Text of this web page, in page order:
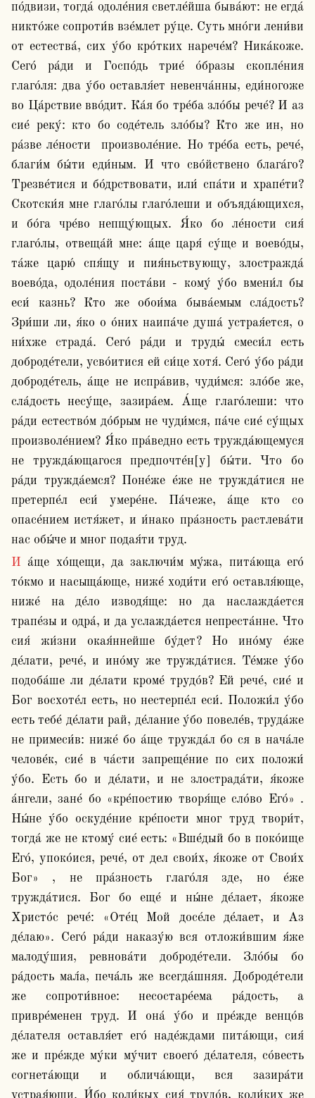
по́двизи, тогда́ одоле́ния светле́йша быва́ют: не егда́
никто́же сопроти́в взе́млет ру́це. Суть мно́ги лени́ви
от естества́, сих у́бо кро́тких нарече́м? Ника́коже.
Сего́ ра́ди и Госпо́дь трие́ о́бразы скопле́ния
глаго́ля: два у́бо оставля́ет невенча́нны, еди́ногоже
во Ца́рствие вво́дит. Ка́я бо тре́ба зло́бы рече́? И аз
сие́ реку́: кто бо соде́тель зло́бы? Кто же ин, но
ра́зве ле́ности  произволе́ние. Но тре́ба есть, рече́,
благи́м бы́ти еди́ным. И что сво́йствено блага́го?
Трезве́тися и бо́дрствовати, или́ спа́ти и храпе́ти?
Скотски́я мне глаго́лы глаго́леши и объяда́ющихся,
и бо́га чре́во непщу́ющых. Я́ко бо ле́ности сия́
глаго́лы, отвеща́й мне: а́ще царя́ су́ще и воево́ды,
та́же царю́ спя́щу и пия́ньствующу, злостражда́
воево́да, одоле́ния поста́ви - кому́ у́бо вмени́л бы
еси́ казнь? Кто же обои́ма быва́емым сла́дость?
Зри́ши ли, я́ко о о́них наипа́че душа́ устрая́ется, о
ни́хже страда́. Сего́ ра́ди и труды́ смеси́л есть
доброде́тели, усво́итися ей си́це хотя́. Сего́ у́бо ра́ди
доброде́тель, а́ще не испра́вив, чуди́мся: зло́бе же,
сла́дость несу́ще, зазира́ем. А́ще глаго́леши: что
ра́ди естество́м до́брым не чуди́мся, па́че сие́ су́щых
произволе́нием? Я́ко пра́ведно есть тружда́ющемуся
не тружда́ющагося предпочте́н[у] бы́ти. Что бо
ра́ди тружда́емся? Поне́же е́же не тружда́тися не
претерпе́л еси́ умере́не. Па́чеже, а́ще кто со
опасе́нием истя́жет, и и́нако пра́зность растлева́ти
нас обы́че и мног подая́ти труд.
И а́ще хо́щещи, да заключи́м му́жа, пита́юща его́
то́кмо и насыща́юще, ниже́ ходи́ти его́ оставля́юще,
ниже́ на де́ло изводя́ще: но да наслажда́ется
трапе́зы и одра́, и да услажда́ется непреста́нне. Что
сия́ жи́зни окая́ннейше бу́дет? Но ино́му е́же
де́лати, рече́, и ино́му же тружда́тися. Те́мже у́бо
подоба́ше ли де́лати кроме́ трудо́в? Ей рече́, сие́ и
Бог восхоте́л есть, но нестерпе́л еси́. Положи́л у́бо
есть тебе́ де́лати рай, де́лание у́бо повеле́в, труда́же
не примеси́в: ниже́ бо а́ще тружда́л бо ся в нача́ле
челове́к, сие́ в ча́сти запреще́ние по сих положи́
у́бо. Есть бо и де́лати, и не злострада́ти, я́коже
а́нгели, зане́ бо «кре́постию творя́ще сло́во Его́» .
Ны́не у́бо оскуде́ние кре́пости мног труд твори́т,
тогда́ же не ктому́ сие́ есть: «Вше́дый бо в поко́ище
Его́, упоко́ися, рече́, от дел свои́х, я́коже от Свои́х
Бог» , не пра́зность глаго́ля зде, но е́же
тружда́тися. Бог бо еще́ и ны́не де́лает, я́коже
Христо́с рече́: «Оте́ц Мой досе́ле де́лает, и Аз
де́лаю». Сего́ ра́ди наказу́ю вся отложи́вшим я́же
малоду́шия, ревнова́ти доброде́тели. Зло́бы бо
ра́дость мал́а, печа́ль же всегда́шняя. Доброде́тели
же сопроти́вное: несостаре́ема ра́дость, а
привре́менен труд. И она́ у́бо и пре́жде венцо́в
де́лателя оставля́ет его́ наде́ждами пита́ющи, сия́
же и пре́жде му́ки му́чит своего́ де́лателя, со́весть
согнета́ющи и облича́ющи, вся зазира́ти
устрая́ющи. И́бо коли́кых сия́ трудо́в, коли́ких же